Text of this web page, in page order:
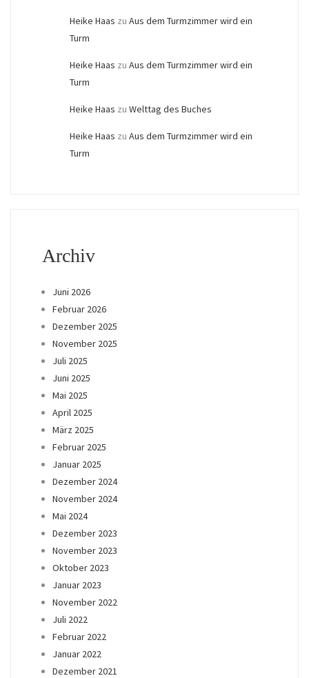
Heike Haas zu Aus dem Turmzimmer wird ein
Turm
Heike Haas zu Aus dem Turmzimmer wird ein
Turm
Heike Haas zu Welttag des Buches
Heike Haas zu Aus dem Turmzimmer wird ein
Turm
Archiv
Juni 2026
Februar 2026
Dezember 2025
November 2025
Juli 2025
Juni 2025
Mai 2025
April 2025
März 2025
Februar 2025
Januar 2025
Dezember 2024
November 2024
Mai 2024
Dezember 2023
November 2023
Oktober 2023
Januar 2023
November 2022
Juli 2022
Februar 2022
Januar 2022
Dezember 2021